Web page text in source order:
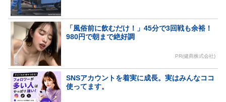
「風俗前に飲むだけ！」45分で3回戦も余裕！
980円で朝まで絶好調
PR(健商株式会社)
SNSアカウントを着実に成長。実はみんなココ
使ってます。